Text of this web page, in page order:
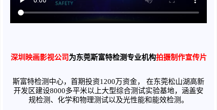
深圳映画影视公司 为东莞斯富特检测专业机构拍摄制作宣传片
斯富特检测中心， 首期投资1200万资金， 在东莞松山湖高新
开发区建设8000多平米以上大型综合测试实验基地，涵盖安
规检测 、化学和物理测试以及光性能和能效检测。